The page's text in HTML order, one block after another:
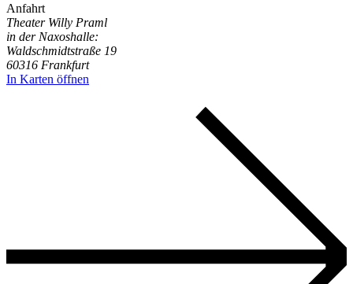
Anfahrt
Theater Willy Praml
in der Naxoshalle:
Waldschmidtstraße 19
60316 Frankfurt
In Karten öffnen